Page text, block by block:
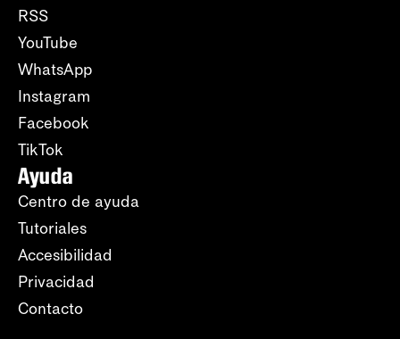
RSS
YouTube
WhatsApp
Instagram
Facebook
TikTok
Ayuda
Centro de ayuda
Tutoriales
Accesibilidad
Privacidad
Contacto